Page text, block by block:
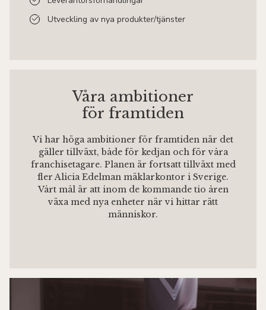
Utveckling av nya produkter/tjänster
Våra ambitioner
för framtiden
Vi har höga ambitioner för framtiden när det
gäller tillväxt, både för kedjan och för våra
franchisetagare. Planen är fortsatt tillväxt med
fler Alicia Edelman mäklarkontor i Sverige.
Vårt mål är att inom de kommande tio åren
växa med nya enheter när vi hittar rätt
människor.